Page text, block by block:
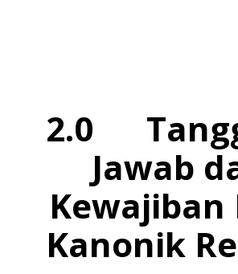
2.0
Jawab
Kewajiban
Kanonik